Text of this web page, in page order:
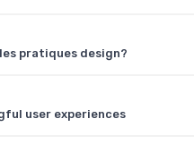
pratiques design?
user experiences